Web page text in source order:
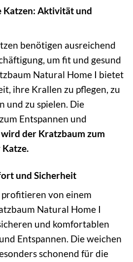
Katzen: Aktivität und
benötigen ausreichend
um fit und gesund
Natural Home I bietet
ihre Krallen zu pflegen, zu
und zu spielen. Die
Entspannen und
wird der Kratzbaum zum
und Sicherheit
von einem
Natural Home I
und komfortablen
Entspannen. Die weichen
schonend für die